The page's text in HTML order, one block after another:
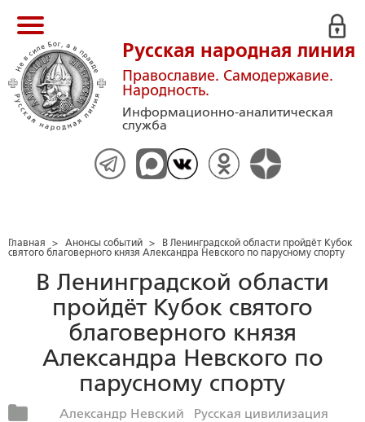
Русская народная линия
Православие. Самодержавие.
Народность.
Информационно-аналитическая
служба
Главная > Анонсы событий >
В Ленинградской области пройдёт Кубок
святого благоверного князя Александра Невского по парусному спорту
В Ленинградской области
пройдёт Кубок святого
благоверного князя
Александра Невского по
парусному спорту
Александр Невский
Русская цивилизация